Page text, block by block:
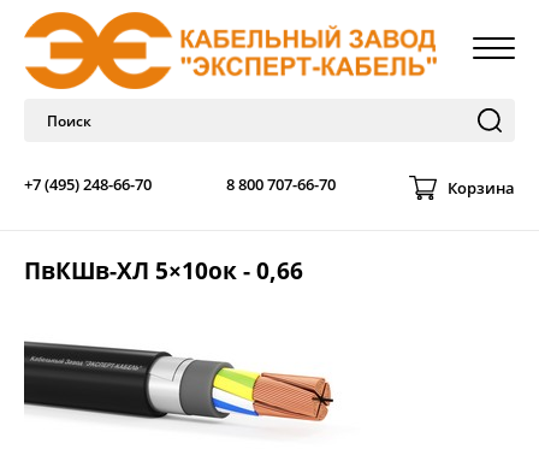
+7 (495) 248-66-70 8 800 707-66-70 Корзина
ПвКШв-ХЛ 5×10ок - 0,66